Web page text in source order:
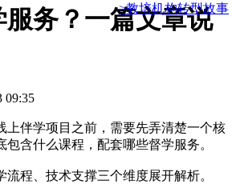
>教培机构转型故事
务？一篇文章说
09:35
上伴学项目之前，需要先弄清楚一个核
含什么课程，配套哪些督学服务。
流程、技术支撑三个维度展开解析。